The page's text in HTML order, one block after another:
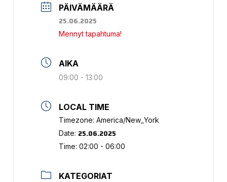
PÄIVÄMÄÄRÄ
25.06.2025
Mennyt tapahtuma!
AIKA
09:00 - 13:00
LOCAL TIME
Timezone:America/New_York
Date: 25.06.2025
Time:02:00 - 06:00
KATEGORIAT